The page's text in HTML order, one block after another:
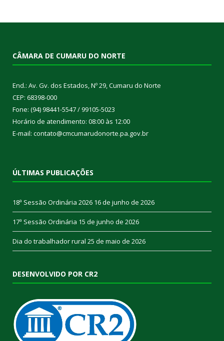
CÂMARA DE CUMARU DO NORTE
End.: Av. Gv. dos Estados, Nº 29, Cumaru do Norte
CEP: 68398-000
Fone: (94) 98441-5547 / 99105-5023
Horário de atendimento: 08:00 às 12:00
E-mail: contato@cmcumarudonorte.pa.gov.br
ÚLTIMAS PUBLICAÇÕES
18ª Sessão Ordinária 2026 16 de junho de 2026
17ª Sessão Ordinária 15 de junho de 2026
Dia do trabalhador rural 25 de maio de 2026
DESENVOLVIDO POR CR2